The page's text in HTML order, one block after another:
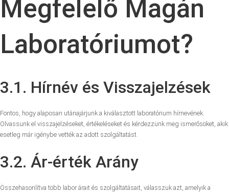
Megfelelő Magán
Laboratóriumot?
3.1. Hírnév és Visszajelzések
Fontos, hogy alaposan utánajárjunk a kiválasztott laboratórium hírnevének.
Olvassunk el visszajelzéseket, értékeléseket és kérdezzünk meg ismerősöket, akik
esetleg már igénybe vették az adott szolgáltatást.
3.2. Ár-érték Arány
Összehasonlítva több labor árait és szolgáltatásait, válasszuk azt, amelyik a